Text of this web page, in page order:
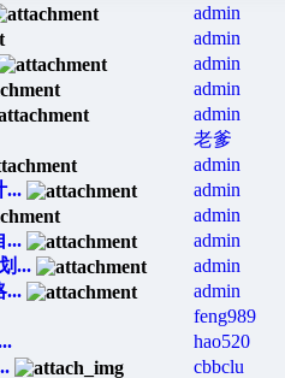
admin
admin
admin
admin
admin
老爹
admin
... admin
admin
... admin
... admin
... admin
feng989
hao520
cbbclu